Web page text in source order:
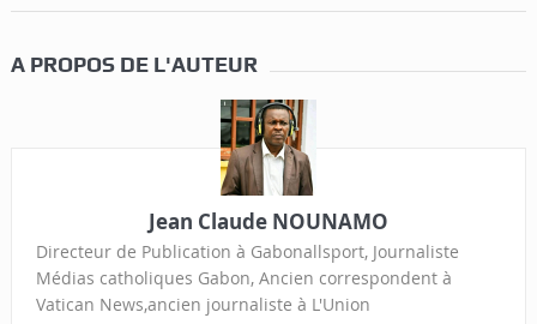
A PROPOS DE L'AUTEUR
Jean Claude NOUNAMO
Directeur de Publication à Gabonallsport, Journaliste
Médias catholiques Gabon, Ancien correspondent à
Vatican News,ancien journaliste à L'Union